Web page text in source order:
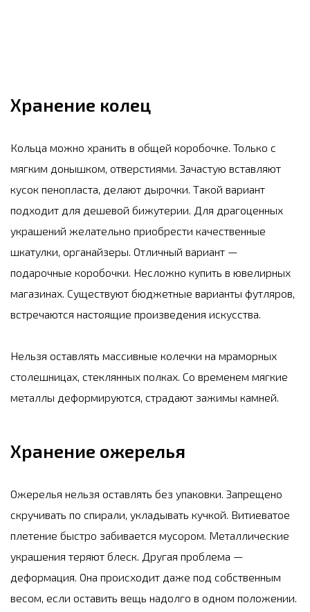
Хранение колец
Кольца можно хранить в общей коробочке. Только с
мягким донышком, отверстиями. Зачастую вставляют
кусок пенопласта, делают дырочки. Такой вариант
подходит для дешевой бижутерии. Для драгоценных
украшений желательно приобрести качественные
шкатулки, органайзеры. Отличный вариант —
подарочные коробочки. Несложно купить в ювелирных
магазинах. Существуют бюджетные варианты футляров,
встречаются настоящие произведения искусства.
Нельзя оставлять массивные колечки на мраморных
столешницах, стеклянных полках. Со временем мягкие
металлы деформируются, страдают зажимы камней.
Хранение ожерелья
Ожерелья нельзя оставлять без упаковки. Запрещено
скручивать по спирали, укладывать кучкой. Витиеватое
плетение быстро забивается мусором. Металлические
украшения теряют блеск. Другая проблема —
деформация. Она происходит даже под собственным
весом, если оставить вещь надолго в одном положении.